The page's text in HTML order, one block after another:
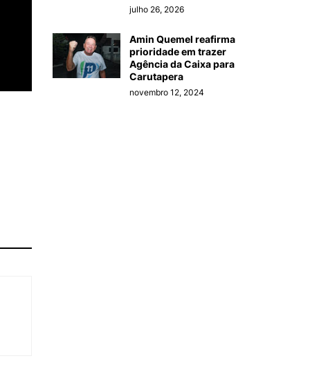
julho 26, 2026
Amin Quemel reafirma
prioridade em trazer
Agência da Caixa para
Carutapera
novembro 12, 2024